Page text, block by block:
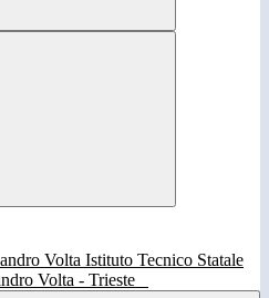
Istituto Tecnico Statale
Volta - Trieste